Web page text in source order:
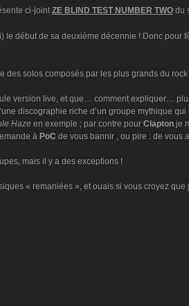
ci-joint ZE BLIND TEST NUMBER TWO du
début de sa deuxième décennie ! Donc
des solos composés par les plus grands du
version live, et que… comment expliquer…
discographie riche d’un groupe mythique
Haze en exemple ; par contre pour Clapton je
à PoC de vous bannir , ou pire : de vous
mais il y a des exceptions !
« remaniées », et ouais si vous croyez